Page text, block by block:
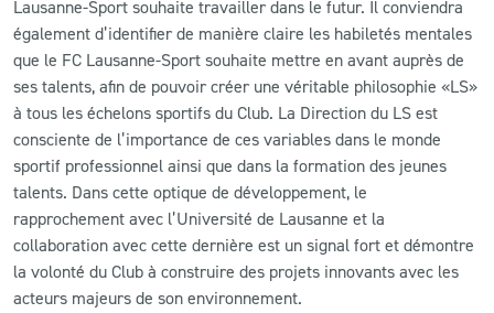
Lausanne-Sport souhaite travailler dans le futur. Il conviendra
également d’identifier de manière claire les habiletés mentales
que le FC Lausanne-Sport souhaite mettre en avant auprès de
ses talents, afin de pouvoir créer une véritable philosophie «LS»
à tous les échelons sportifs du Club. La Direction du LS est
consciente de l’importance de ces variables dans le monde
sportif professionnel ainsi que dans la formation des jeunes
talents. Dans cette optique de développement, le
rapprochement avec l’Université de Lausanne et la
collaboration avec cette dernière est un signal fort et démontre
la volonté du Club à construire des projets innovants avec les
acteurs majeurs de son environnement.